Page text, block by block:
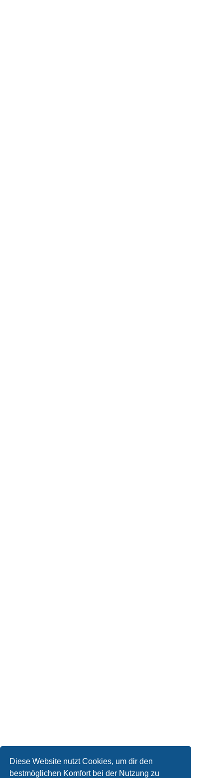
Diese Website nutzt Cookies, um dir den
bestmöglichen Komfort bei der Nutzung zu